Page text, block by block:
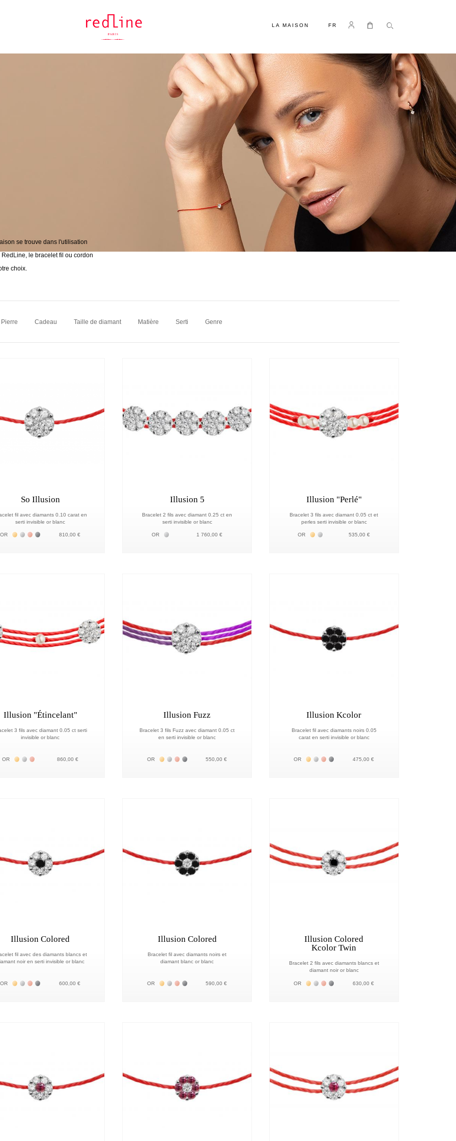
LA MAISON FR Se connecter
Mon panier
se trouve dans l'utilisation
le bracelet fil ou cordon
choix.
Pierre Cadeau Taille de diamant Matière Serti Genre
So Illusion
fil avec diamants 0.10 carat en
serti invisible or blanc
OR Жёлтое золото 18К
Белое золото 18К
Розовое золото 18К
Чёрное золото 18К
810,00 €
Illusion 5
Bracelet 2 fils avec diamant 0.25 ct en
serti invisible or blanc
OR Белое золото 18К
1 760,00 €
Illusion "Perlé"
Bracelet 3 fils avec diamant 0.05 ct et
perles serti invisible or blanc
OR Жёлтое золото 18К
Белое золото 18К
535,00 €
Illusion "Étincelant"
3 fils avec diamant 0.05 ct serti
invisible or blanc
OR Жёлтое золото 18К
Белое золото 18К
Розовое золото 18К
860,00 €
Illusion Fuzz
Bracelet 3 fils Fuzz avec diamant 0.05 ct
en serti invisible or blanc
OR Жёлтое золото 18К
Белое золото 18К
Розовое золото 18К
Чёрное золото 18К
550,00 €
Illusion Kcolor
Bracelet fil avec diamants noirs 0.05
carat en serti invisible or blanc
OR Жёлтое золото 18К
Белое золото 18К
Розовое золото 18К
Чёрное золото 18К
475,00 €
Illusion Colored
fil avec des diamants blancs et
noir en serti invisible or blanc
OR Жёлтое золото 18К
Белое золото 18К
Розовое золото 18К
Чёрное золото 18К
600,00 €
Illusion Colored
Bracelet fil avec diamants noirs et
diamant blanc or blanc
OR Жёлтое золото 18К
Белое золото 18К
Розовое золото 18К
Чёрное золото 18К
590,00 €
Illusion Colored
Kcolor Twin
Bracelet 2 fils avec diamants blancs et
diamant noir or blanc
OR Жёлтое золото 18К
Белое золото 18К
Розовое золото 18К
Чёрное золото 18К
630,00 €